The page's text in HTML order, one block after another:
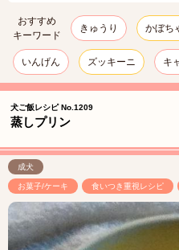
おすすめ
キーワード
きゅうり かぼち
いんげん ズッキーニ キ
犬ご飯レシピ No.1209
蒸しプリン
成犬
お菓子/ケーキ 食いつき重視レシピ